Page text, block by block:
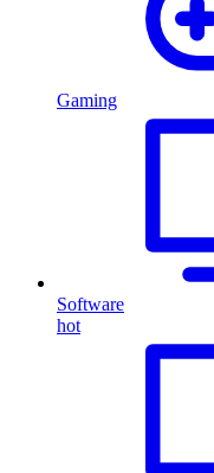
Gaming
Software
hot